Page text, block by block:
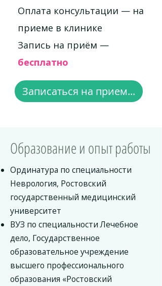
Оплата консультации — на
приеме в клинике
Запись на приём —
бесплатно
Записаться на прием...
Образование и опыт работы
Ординатура по специальности
Неврология, Ростовский
государственный медицинский
университет
ВУЗ по специальности Лечебное
дело, Государственное
образовательное учреждение
высшего профессионального
образования «Ростовский